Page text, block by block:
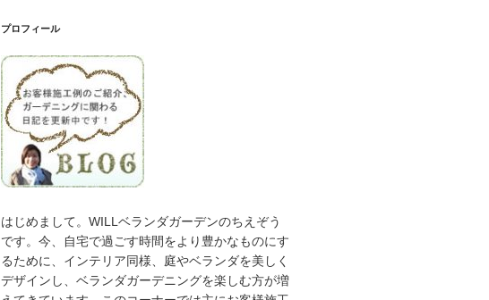
プロフィール
はじめまして。WILLベランダガーデンのちえぞう
です。今、自宅で過ごす時間をより豊かなものにす
るために、インテリア同様、庭やベランダを美しく
デザインし、ベランダガーデニングを楽しむ方が増